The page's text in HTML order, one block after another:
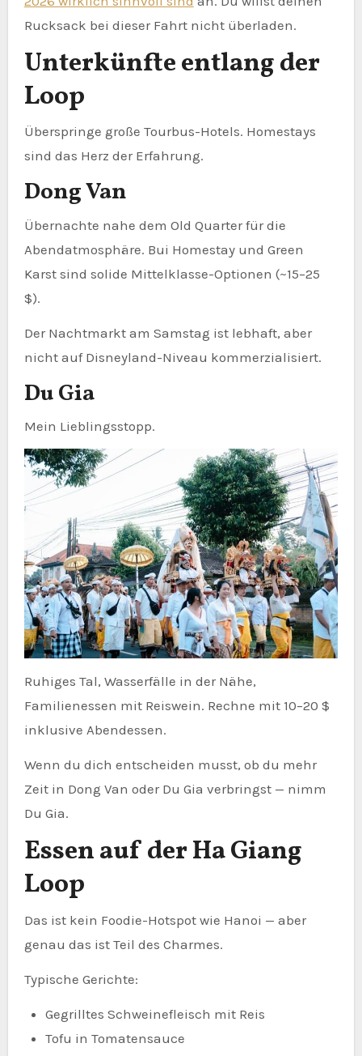
Rucksack bei dieser Fahrt nicht überladen.
Unterkünfte entlang der
Loop
Überspringe große Tourbus-Hotels. Homestays
sind das Herz der Erfahrung.
Dong Van
Übernachte nahe dem Old Quarter für die
Abendatmosphäre. Bui Homestay und Green
Karst sind solide Mittelklasse-Optionen (~15–25
$).
Der Nachtmarkt am Samstag ist lebhaft, aber
nicht auf Disneyland-Niveau kommerzialisiert.
Du Gia
Mein Lieblingsstopp.
Ruhiges Tal, Wasserfälle in der Nähe,
Familienessen mit Reiswein. Rechne mit 10–20 $
inklusive Abendessen.
Wenn du dich entscheiden musst, ob du mehr
Zeit in Dong Van oder Du Gia verbringst — nimm
Du Gia.
Essen auf der Ha Giang
Loop
Das ist kein Foodie-Hotspot wie Hanoi — aber
genau das ist Teil des Charmes.
Typische Gerichte:
Gegrilltes Schweinefleisch mit Reis
Tofu in Tomatensauce